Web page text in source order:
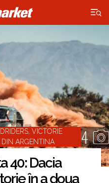
×
VICTORIE
ARGENTINA
4
40: Dacia
în a doua